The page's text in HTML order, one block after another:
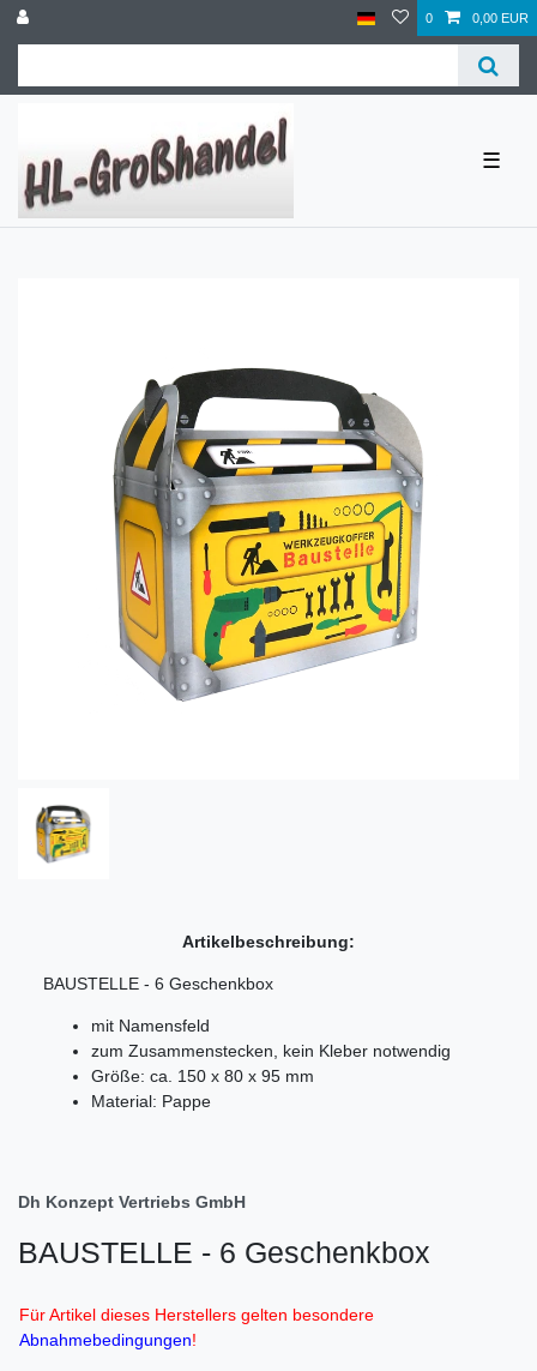
0 0,00 EUR
☰
Artikelbeschreibung:
BAUSTELLE - 6 Geschenkbox
mit Namensfeld
zum Zusammenstecken, kein Kleber notwendig
Größe: ca. 150 x 80 x 95 mm
Material: Pappe
Dh Konzept Vertriebs GmbH
BAUSTELLE - 6 Geschenkbox
Für Artikel dieses Herstellers gelten besondere
Abnahmebedingungen!